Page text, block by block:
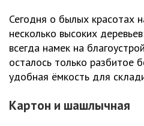
Сегодня о былых красотах
несколько высоких
всегда намек на
осталось только разбитое
удобная ёмкость для
Картон и шашлычная